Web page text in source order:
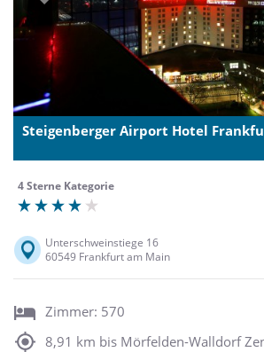
Steigenberger Airport Hotel
4 Sterne Kategorie
Unterschweinstiege 16
60549 Frankfurt am Main
Zimmer: 570
8,91 km bis Mörfelden-Walldorf